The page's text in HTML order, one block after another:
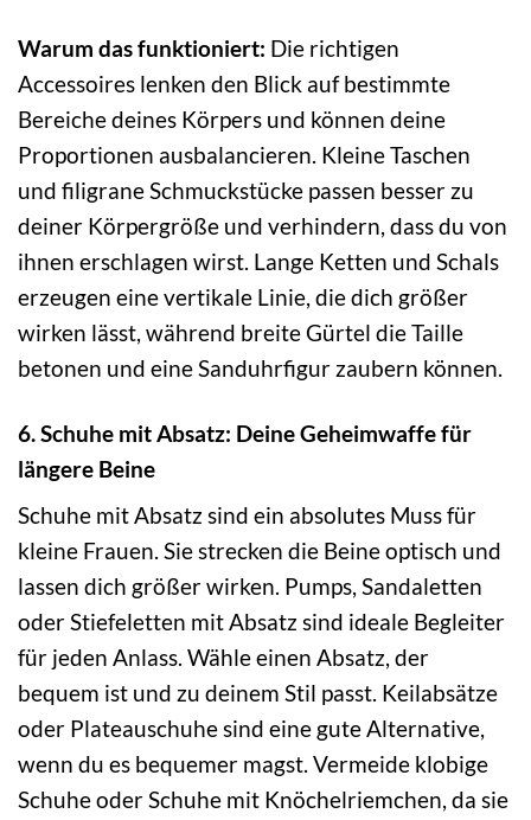
Warum das funktioniert: Die richtigen
Accessoires lenken den Blick auf bestimmte
Bereiche deines Körpers und können deine
Proportionen ausbalancieren. Kleine Taschen
und filigrane Schmuckstücke passen besser zu
deiner Körpergröße und verhindern, dass du von
ihnen erschlagen wirst. Lange Ketten und Schals
erzeugen eine vertikale Linie, die dich größer
wirken lässt, während breite Gürtel die Taille
betonen und eine Sanduhrfigur zaubern können.
6. Schuhe mit Absatz: Deine Geheimwaffe für
längere Beine
Schuhe mit Absatz sind ein absolutes Muss für
kleine Frauen. Sie strecken die Beine optisch und
lassen dich größer wirken. Pumps, Sandaletten
oder Stiefeletten mit Absatz sind ideale Begleiter
für jeden Anlass. Wähle einen Absatz, der
bequem ist und zu deinem Stil passt. Keilabsätze
oder Plateauschuhe sind eine gute Alternative,
wenn du es bequemer magst. Vermeide klobige
Schuhe oder Schuhe mit Knöchelriemchen, da sie